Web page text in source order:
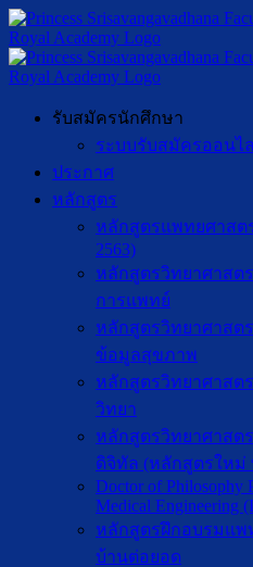
รับสมัครนักศึกษา
ระบบรับสมัครออนไ
ประกาศ
หลักสูตร
หลักสูตรแพทยศาส
2563)
หลักสูตรวิทยาศาส
การแพทย์
หลักสูตรวิทยาศาสต
ข้อมูลสุขภาพ
หลักสูตรวิทยาศาส
วิทยา
หลักสูตรวิทยาศาส
ดิจิทัล (หลักสูตรใหม่
Doctor of Philosophy
Medical Engineering
หลักสูตรฝึกอบรมแพ
บ้านต่อยอด